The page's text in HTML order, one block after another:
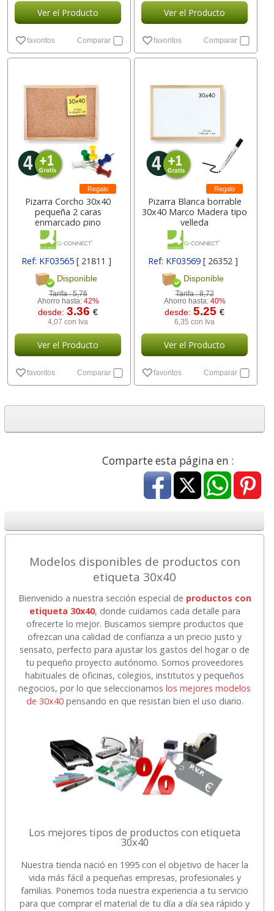
Ver el Producto
favoritos Comparar
Ver el Producto
favoritos Comparar
Regalo
Pizarra Corcho 30x40
pequeña 2 caras
enmarcado pino
Ref: KF03565 [ 21811 ]
Disponible
Tarifa :5,76
Ahorro hasta: 42%
desde:3.36€
4,07 con Iva
Ver el Producto
favoritos Comparar
Regalo
Pizarra Blanca borrable
30x40 Marco Madera tipo
velleda
Ref: KF03569 [ 26352 ]
Disponible
Tarifa :8,72
Ahorro hasta: 40%
desde:5.25€
6,35 con Iva
Ver el Producto
favoritos Comparar
Comparte esta página en :
Modelos disponibles de productos con
etiqueta 30x40
Bienvenido a nuestra sección especial de productos con
etiqueta 30x40, donde cuidamos cada detalle para
ofrecerte lo mejor. Buscamos siempre productos que
ofrezcan una calidad de confianza a un precio justo y
sensato, perfecto para ajustar los gastos del hogar o de
tu pequeño proyecto autónomo. Somos proveedores
habituales de oficinas, colegios, institutos y pequeños
negocios, por lo que seleccionamoslos mejores modelos
de 30x40pensando en que resistan bien el uso diario.
Los mejores tipos de productos con etiqueta
30x40
Nuestra tienda nació en 1995 con el objetivo de hacer la
vida más fácil a pequeñas empresas, profesionales y
familias. Ponemos toda nuestra experiencia a tu servicio
para que comprar el material de tu día a día sea rápido y